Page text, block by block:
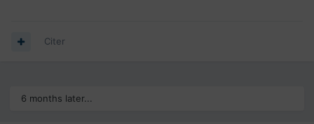
Citer
6 months later...